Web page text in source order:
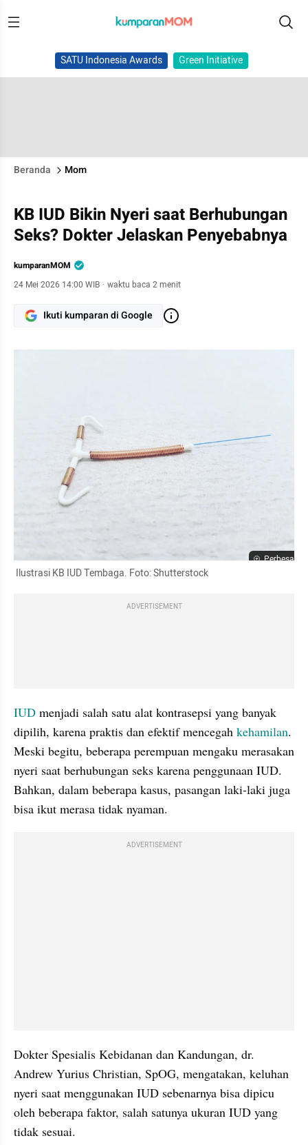
SATU Indonesia Awards Green Initiative
Beranda Mom
KB IUD Bikin Nyeri saat Berhubungan
Seks? Dokter Jelaskan Penyebabnya
kumparanMOM
24 Mei 2026 14:00 WIB · waktu baca 2 menit
Ikuti kumparan di Google
Perbesar
Ilustrasi KB IUD Tembaga. Foto: Shutterstock
ADVERTISEMENT
IUD menjadi salah satu alat kontrasepsi yang banyak
dipilih, karena praktis dan efektif mencegah kehamilan.
Meski begitu, beberapa perempuan mengaku merasakan
nyeri saat berhubungan seks karena penggunaan IUD.
Bahkan, dalam beberapa kasus, pasangan laki-laki juga
bisa ikut merasa tidak nyaman.
ADVERTISEMENT
Dokter Spesialis Kebidanan dan Kandungan, dr.
Andrew Yurius Christian, SpOG, mengatakan, keluhan
nyeri saat menggunakan IUD sebenarnya bisa dipicu
oleh beberapa faktor, salah satunya ukuran IUD yang
tidak sesuai.